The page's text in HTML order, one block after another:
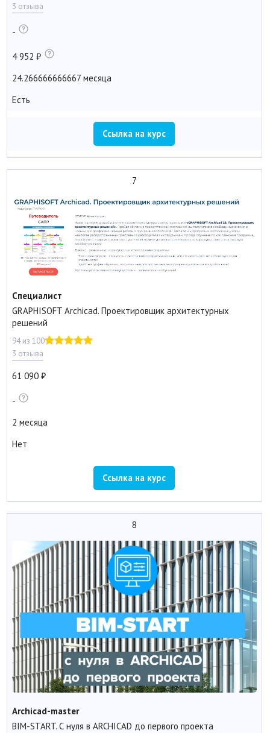
3 отзыва
-
4 952
24.266666666667 месяца
Есть
Ссылка на курс
7
Специалист
GRAPHISOFT Archicad. Проектировщик архитектурных
решений
94 из 100
3 отзыва
61 090
-
2 месяца
Нет
Ссылка на курс
8
Archicad-master
BIM-START. С нуля в ARCHICAD до первого проекта